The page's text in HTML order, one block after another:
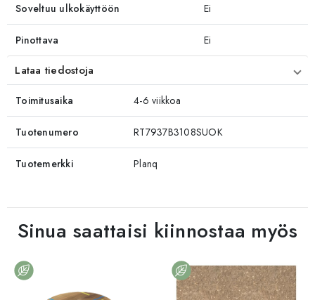
Soveltuu ulkokäyttöön Ei
Pinottava Ei
Lataa tiedostoja
Toimitusaika 4-6 viikkoa
Tuotenumero RT7937B3108SUOK
Tuotemerkki Planq
Sinua saattaisi kiinnostaa myös